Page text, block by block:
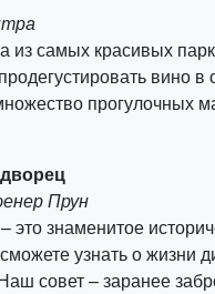
из самых красивых
вино
прогулочных
Прун
– это знаменитое
узнать о жизни
совет – заранее